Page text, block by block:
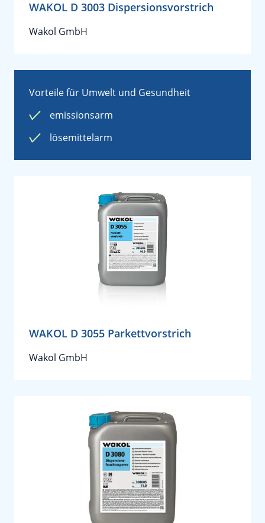
WAKOL D 3003 Dispersionsvorstrich
Wakol GmbH
Vorteile für Umwelt und Gesundheit
emissionsarm
lösemittelarm
WAKOL D 3055 Parkettvorstrich
Wakol GmbH